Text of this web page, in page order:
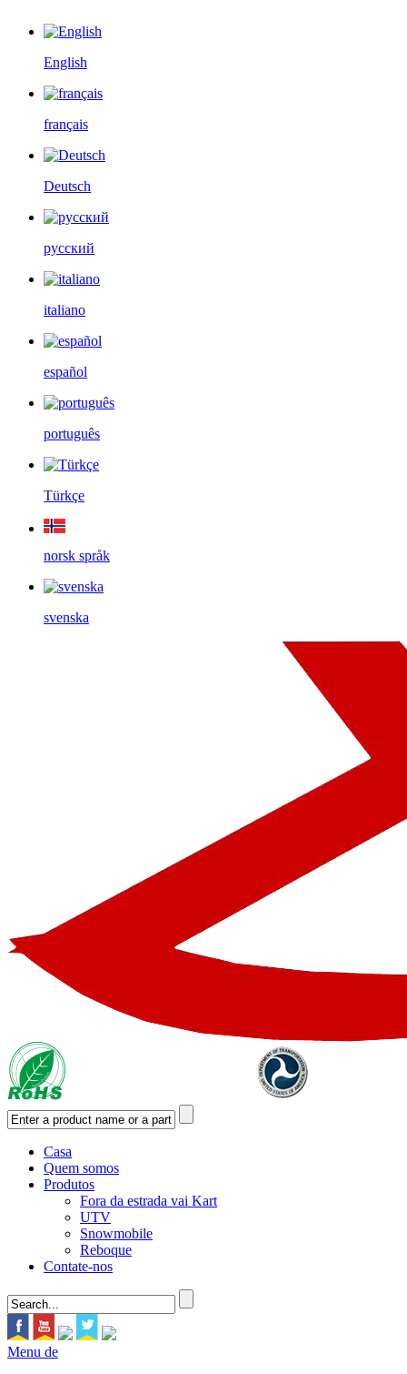
English
français
Deutsch
русский
italiano
español
português
Türkçe
norsk språk
svenska
Casa
Quem somos
Produtos
Fora da estrada vai Kart
UTV
Snowmobile
Reboque
Contate-nos
Menu de